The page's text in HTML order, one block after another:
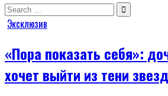
Search
for:
Posted
Эксклюзив
«Пора показать себя»:
хочет выйти из тени